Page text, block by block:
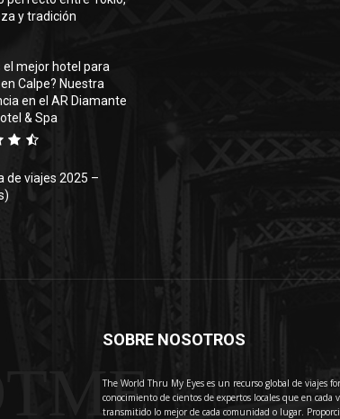
y tradición
el mejor hotel para
Calpe? Nuestra
en el AR Diamante
& Spa
de viajes 2025 –
SOBRE NOSOTROS
The World Thru My Eyes es un recurso global de viajes
conocimiento de cientos de expertos locales que en cada
transmitido lo mejor de cada comunidad o lugar.